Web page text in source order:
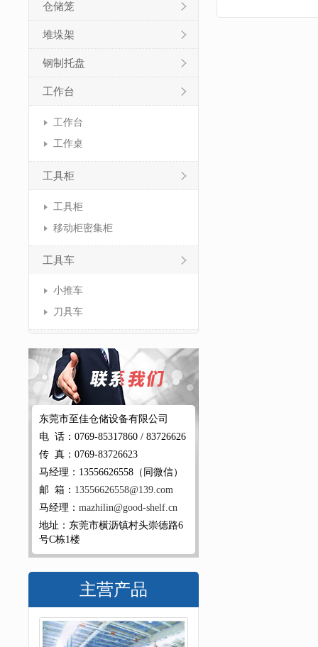
仓储笼
堆垛架
钢制托盘
工作台
工作台
工作桌
工具柜
工具柜
移动柜密集柜
工具车
小推车
刀具车
东莞市至佳仓储设备有限公司
电 话：0769-85317860 / 83726626
传 真：0769-83726623
马经理：13556626558（同微信）
邮 箱： 13556626558@139.com
马经理： mazhilin@good-shelf.cn
地址：东莞市横沥镇村头崇德路6
号C栋1楼
主营产品
重型阁楼货架